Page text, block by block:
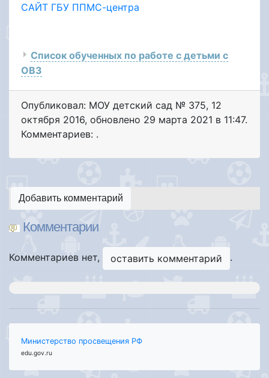
САЙТ ГБУ ППМС-центра
Список обученных по работе с детьми с
ОВЗ
Опубликовал: МОУ детский сад № 375, 12
октября 2016, обновлено 29 марта 2021 в 11:47.
Комментариев: .
Добавить комментарий
Комментарии
Комментариев нет, оставить комментарий .
Министерство просвещения РФ
edu.gov.ru